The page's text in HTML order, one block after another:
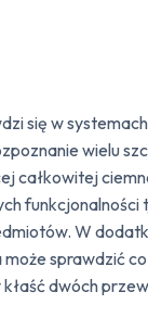
się w
wielu
całkowitej
W
sprawdzić
dwóch